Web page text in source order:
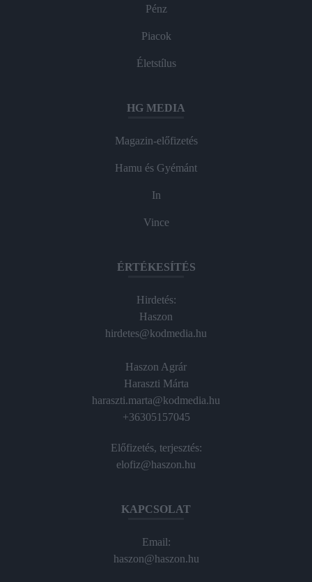
Pénz
Piacok
Életstílus
HG MEDIA
Magazin-előfizetés
Hamu és Gyémánt
In
Vince
ÉRTÉKESÍTÉS
Hirdetés:
Haszon
hirdetes@kodmedia.hu
Haszon Agrár
Haraszti Márta
haraszti.marta@kodmedia.hu
+36305157045
Előfizetés, terjesztés:
elofiz@haszon.hu
KAPCSOLAT
Email:
haszon@haszon.hu